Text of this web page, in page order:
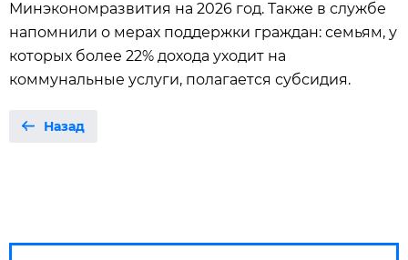
Минэкономразвития на 2026 год. Также в службе
напомнили о мерах поддержки граждан: семьям, у
которых более 22% дохода уходит на
коммунальные услуги, полагается субсидия.
Назад